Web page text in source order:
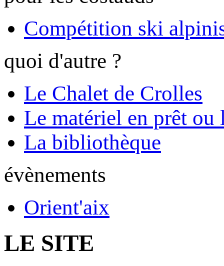
Compétition ski
quoi d'autre ?
Le Chalet de Crolles
Le matériel en prêt ou
La bibliothèque
évènements
Orient'aix
LE SITE